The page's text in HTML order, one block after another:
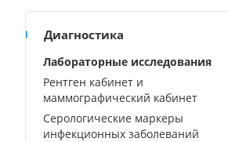
Диагностика
Лабораторные исследования
Рентген кабинет и
маммографический кабинет
Серологические маркеры
инфекционных заболеваний